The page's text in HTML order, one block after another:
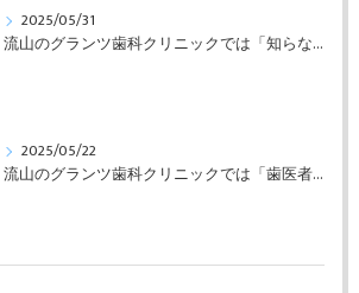
2025/05/31
流山のグランツ歯科クリニックでは「知らない間に銀歯ばっかり」でもホワイトニングとセラミックスの専門治療が受けられます。
2025/05/22
流山のグランツ歯科クリニックでは「歯医者が怖い」方でもインプラントやセラミックスの治療が受けられます。